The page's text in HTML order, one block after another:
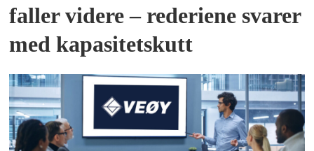
faller videre – rederiene svarer
med kapasitetskutt